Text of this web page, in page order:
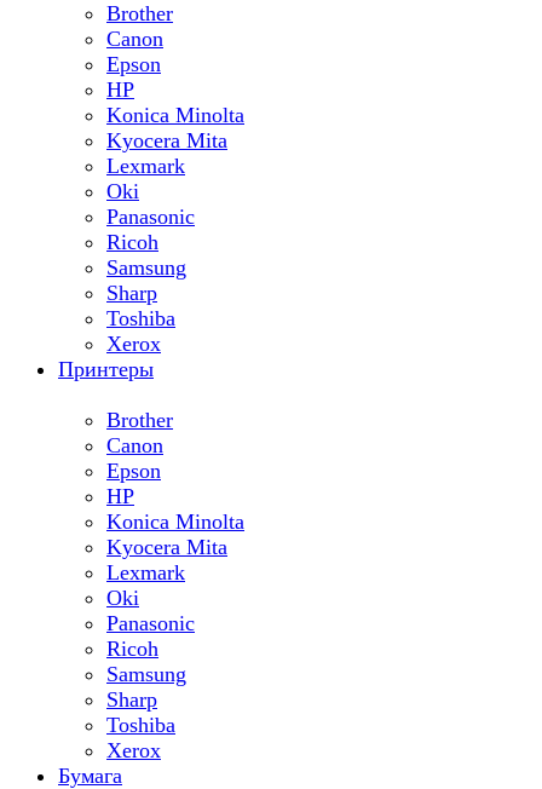
Brother
Canon
Epson
HP
Konica Minolta
Kyocera Mita
Lexmark
Oki
Panasonic
Ricoh
Samsung
Sharp
Toshiba
Xerox
Принтеры
Brother
Canon
Epson
HP
Konica Minolta
Kyocera Mita
Lexmark
Oki
Panasonic
Ricoh
Samsung
Sharp
Toshiba
Xerox
Бумага